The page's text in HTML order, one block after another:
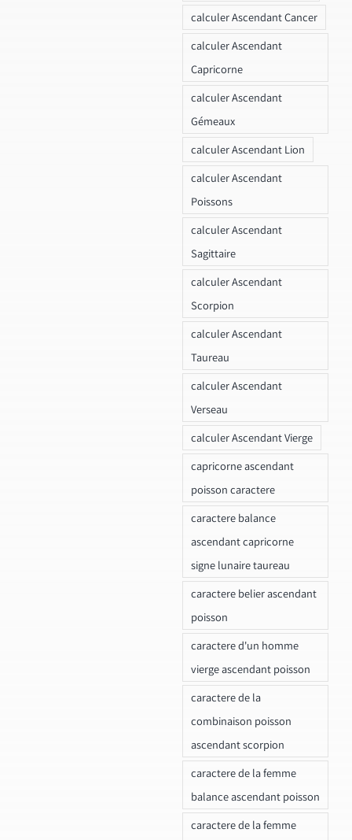
calculer Ascendant Cancer
calculer Ascendant
Capricorne
calculer Ascendant
Gémeaux
calculer Ascendant Lion
calculer Ascendant
Poissons
calculer Ascendant
Sagittaire
calculer Ascendant
Scorpion
calculer Ascendant
Taureau
calculer Ascendant
Verseau
calculer Ascendant Vierge
capricorne ascendant
poisson caractere
caractere balance
ascendant capricorne
signe lunaire taureau
caractere belier ascendant
poisson
caractere d'un homme
vierge ascendant poisson
caractere de la
combinaison poisson
ascendant scorpion
caractere de la femme
balance ascendant poisson
caractere de la femme